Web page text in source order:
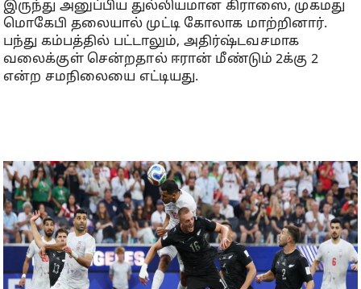
இருந்து அனுப்பிய துல்லியமான கிராஸை, முகமது
மொகேபி தலையால் முட்டி கோலாக மாற்றினார்.
பந்து கம்பத்தில் பட்டாலும், அதிர்ஷ்டவசமாக
வலைக்குள் சென்றதால் ஈரான் மீண்டும் 2க்கு 2
என்ற சமநிலையை எட்டியது.